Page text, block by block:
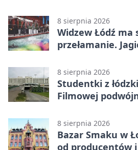
8 sierpnia 2026
Widzew Łódź ma
przełamanie.
8 sierpnia 2026
Studentki z
Filmowej
8 sierpnia 2026
Bazar Smaku w
od producentów